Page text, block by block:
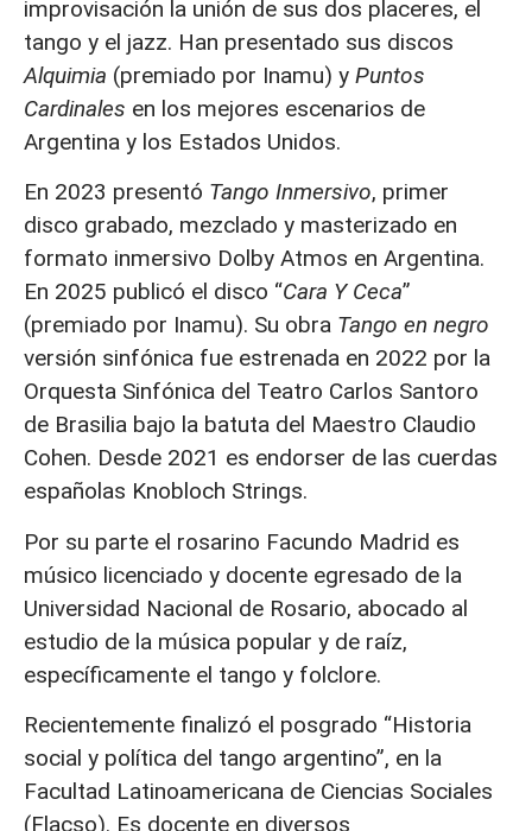
improvisación la unión de sus dos placeres, el
tango y el jazz. Han presentado sus discos
Alquimia (premiado por Inamu) y Puntos
Cardinales en los mejores escenarios de
Argentina y los Estados Unidos.
En 2023 presentó Tango Inmersivo, primer
disco grabado, mezclado y masterizado en
formato inmersivo Dolby Atmos en Argentina.
En 2025 publicó el disco “Cara Y Ceca”
(premiado por Inamu). Su obra Tango en negro
versión sinfónica fue estrenada en 2022 por la
Orquesta Sinfónica del Teatro Carlos Santoro
de Brasilia bajo la batuta del Maestro Claudio
Cohen. Desde 2021 es endorser de las cuerdas
españolas Knobloch Strings.
Por su parte el rosarino Facundo Madrid es
músico licenciado y docente egresado de la
Universidad Nacional de Rosario, abocado al
estudio de la música popular y de raíz,
específicamente el tango y folclore.
Recientemente finalizó el posgrado “Historia
social y política del tango argentino”, en la
Facultad Latinoamericana de Ciencias Sociales
(Flacso). Es docente en diversos